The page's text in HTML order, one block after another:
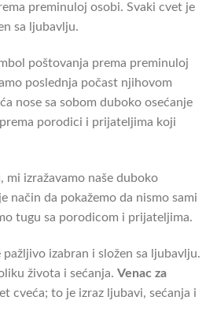
preminuloj osobi. Svaki cvet je
sa ljubavlju.
poštovanja prema preminuloj
poslednja počast njihovom
nose sa sobom duboko osećanje
porodici i prijateljima koji
, mi izražavamo naše duboko
način da pokažemo da nismo sami
tugu sa porodicom i prijateljima.
izabran i složen sa ljubavlju.
života i sećanja. Venac za
cveća; to je izraz ljubavi, sećanja i